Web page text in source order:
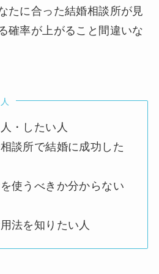
たに合った結婚相談所が見
確率が上がること間違いな
・したい人
談所で結婚に成功した
使うべきか分からない
法を知りたい人